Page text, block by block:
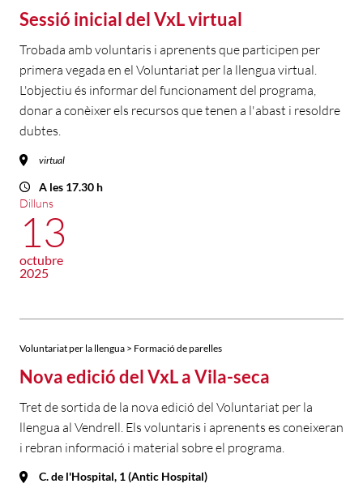
Sessió inicial del VxL virtual
Trobada amb voluntaris i aprenents que participen per
primera vegada en el Voluntariat per la llengua virtual.
L'objectiu és informar del funcionament del programa,
donar a conèixer els recursos que tenen a l'abast i resoldre
dubtes.
virtual
A les 17.30 h
Dilluns
13
octubre
2025
Voluntariat per la llengua > Formació de parelles
Nova edició del VxL a Vila-seca
Tret de sortida de la nova edició del Voluntariat per la
llengua al Vendrell. Els voluntaris i aprenents es coneixeran
i rebran informació i material sobre el programa.
C. de l'Hospital, 1 (Antic Hospital)